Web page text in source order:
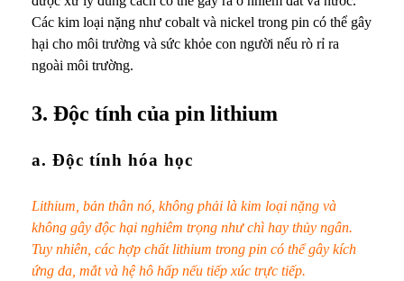
Các kim loại nặng như cobalt và nickel trong pin có thể gây
hại cho môi trường và sức khỏe con người nếu rò rỉ ra
ngoài môi trường.
3. Độc tính của pin lithium
a. Độc tính hóa học
Lithium, bản thân nó, không phải là kim loại nặng và
không gây độc hại nghiêm trọng như chì hay thủy ngân.
Tuy nhiên, các hợp chất lithium trong pin có thể gây kích
ứng da, mắt và hệ hô hấp nếu tiếp xúc trực tiếp.